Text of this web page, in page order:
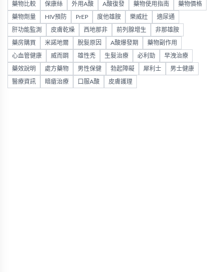
藥物比較 保康絲 外用A酸 A酸復發 藥物使用指南 藥物價格
藥物劑量 HIV預防 PrEP 度他雄胺 樂威壯 適尿通
肝功能監測 皮膚乾燥 西地那非 前列腺增生 非那雄胺
藥房購買 米諾地爾 脫髮原因 A酸爆發期 藥物副作用
心血管健康 威而鋼 雄性禿 生髮治療 必利勁 早洩治療
藥效說明 處方藥物 男性保健 勃起障礙 犀利士 男士健康
醫療資訊 暗瘡治療 口服A酸 皮膚護理